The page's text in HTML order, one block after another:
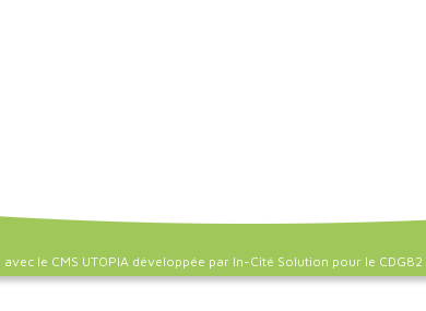
avec le CMS UTOPIA développée par In-Cité Solution pour le CDG82